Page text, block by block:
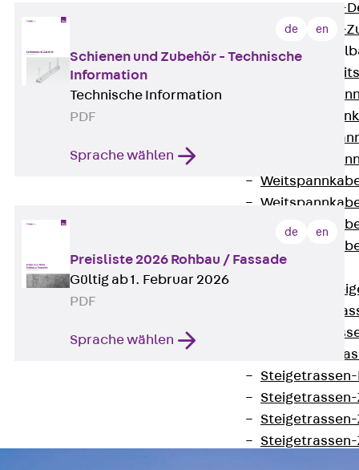
Kabelleitern-
Kabelleitern-
WPL
WL
WPR
WLR
Steigetrassen
STU
ST
LGG
Steigetrassen-
Steigetrassen-
Steigetrassen-
de en
Schienen und Zubehör - Technische
Information
Technische Information
PDF
Sprache wählen
de en
Preisliste 2026 Rohbau / Fassade
Gültig ab 1. Februar 2026
PDF
Sprache wählen